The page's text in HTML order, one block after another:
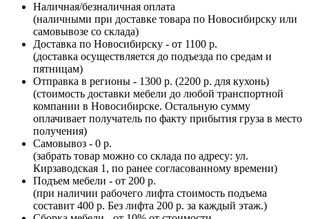
Наличная/безналичная оплата
(наличными при доставке товара по Новосибирску или
самовывозе со склада)
Доставка по Новосибирску - от 1100 р.
(доставка осуществляется до подъезда по средам и
пятницам)
Отправка в регионы - 1300 р. (2200 р. для кухонь)
(стоимость доставки мебели до любой транспортной
компании в Новосибирске. Остальную сумму
оплачивает получатель по факту прибытия груза в место
получения)
Самовывоз - 0 р.
(забрать товар можно со склада по адресу: ул.
Кирзаводская 1, по ранее согласованному времени)
Подъем мебели - от 200 р.
(при наличии рабочего лифта стоимость подъема
составит 400 р. Без лифта 200 р. за каждый этаж.)